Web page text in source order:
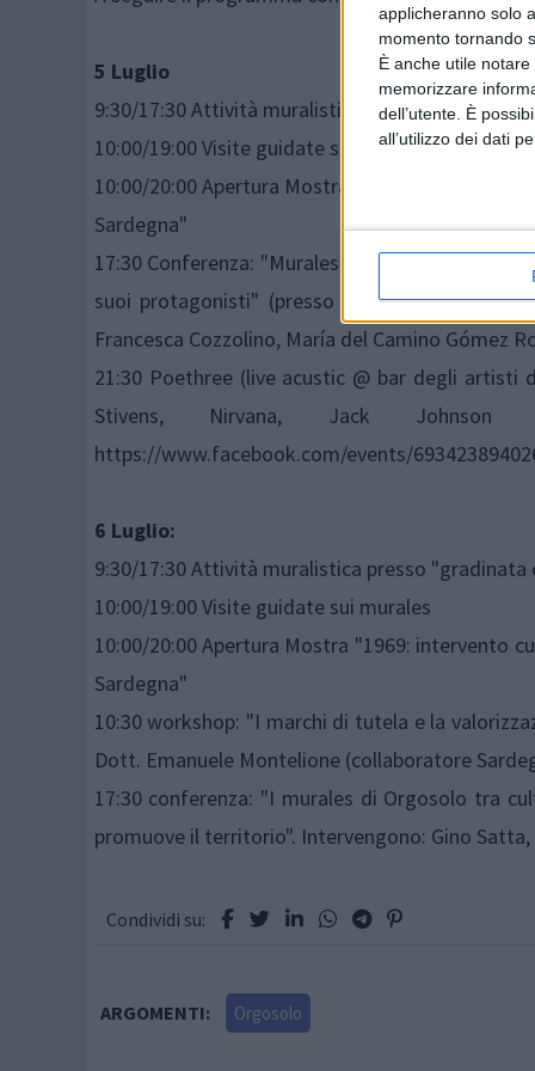
applicheranno solo
momento tornando
È anche utile
memorizzare
dell’utente. È
all’utilizzo dei dati
5 Luglio
9:30/17:30 Attività muralistica presso "gradinata
10:00/19:00 Visite guidate sui murales
10:00/20:00 Apertura Mostra "1969: intervento
Sardegna"
17:30 Conferenza: "Murales di Orgosolo,
suoi protagonisti" (presso Via Nuoro)
Francesca Cozzolino, María del Camino Gómez
21:30 Poethree (live acustic @ bar degli
Stivens, Nirvana, Jack
https://www.facebook.com/events/
6 Luglio:
9:30/17:30 Attività muralistica presso "gradinata
10:00/19:00 Visite guidate sui murales
10:00/20:00 Apertura Mostra "1969: intervento
Sardegna"
10:30 workshop: "I marchi di tutela e la
Dott. Emanuele Montelione (collaboratore
17:30 conferenza: "I murales di Orgosolo tra
promuove il territorio". Intervengono: Gino
Condividi su:
ARGOMENTI: Orgosolo